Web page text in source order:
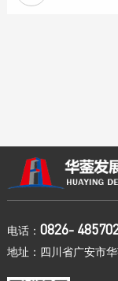
电话： 0826-
地址：四川省广安市